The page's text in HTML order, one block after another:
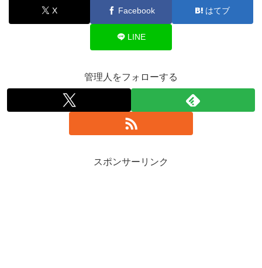
X Facebook はてブ
LINE
管理人をフォローする
スポンサーリンク